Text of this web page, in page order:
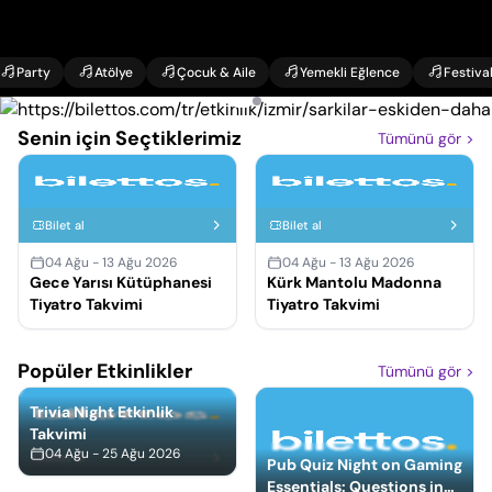
Party Atölye Çocuk & Aile Yemekli Eğlence Festival
Senin için Seçtiklerimiz Tümünü gör >
Bilet al
04 Ağu - 13 Ağu 2026
Gece Yarısı Kütüphanesi
Tiyatro Takvimi
Bilet al
04 Ağu - 13 Ağu 2026
Kürk Mantolu Madonna
Tiyatro Takvimi
Popüler Etkinlikler Tümünü gör >
Bilet al
04 Ağu - 25 Ağu 2026
Trivia Night Etkinlik
Takvimi
Pub Quiz Night on Gaming
Essentials: Questions in